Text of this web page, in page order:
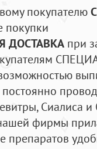
покупателю
покупки
ДОСТАВКА при
постоянно
Сиалиса
фирмы
препаратов